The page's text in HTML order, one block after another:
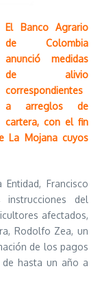
El Banco Agrario
de Colombia
anunció medidas
de alivio
correspondientes
a arreglos de
cartera, con el fin
La Mojana cuyos
Francisco
del
afectados,
Rodolfo Zea, un
de los pagos
hasta un año a